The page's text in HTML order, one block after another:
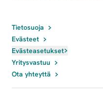
Tietosuoja
Evästeet
Evästeasetukset
Yritysvastuu
Ota yhteyttä